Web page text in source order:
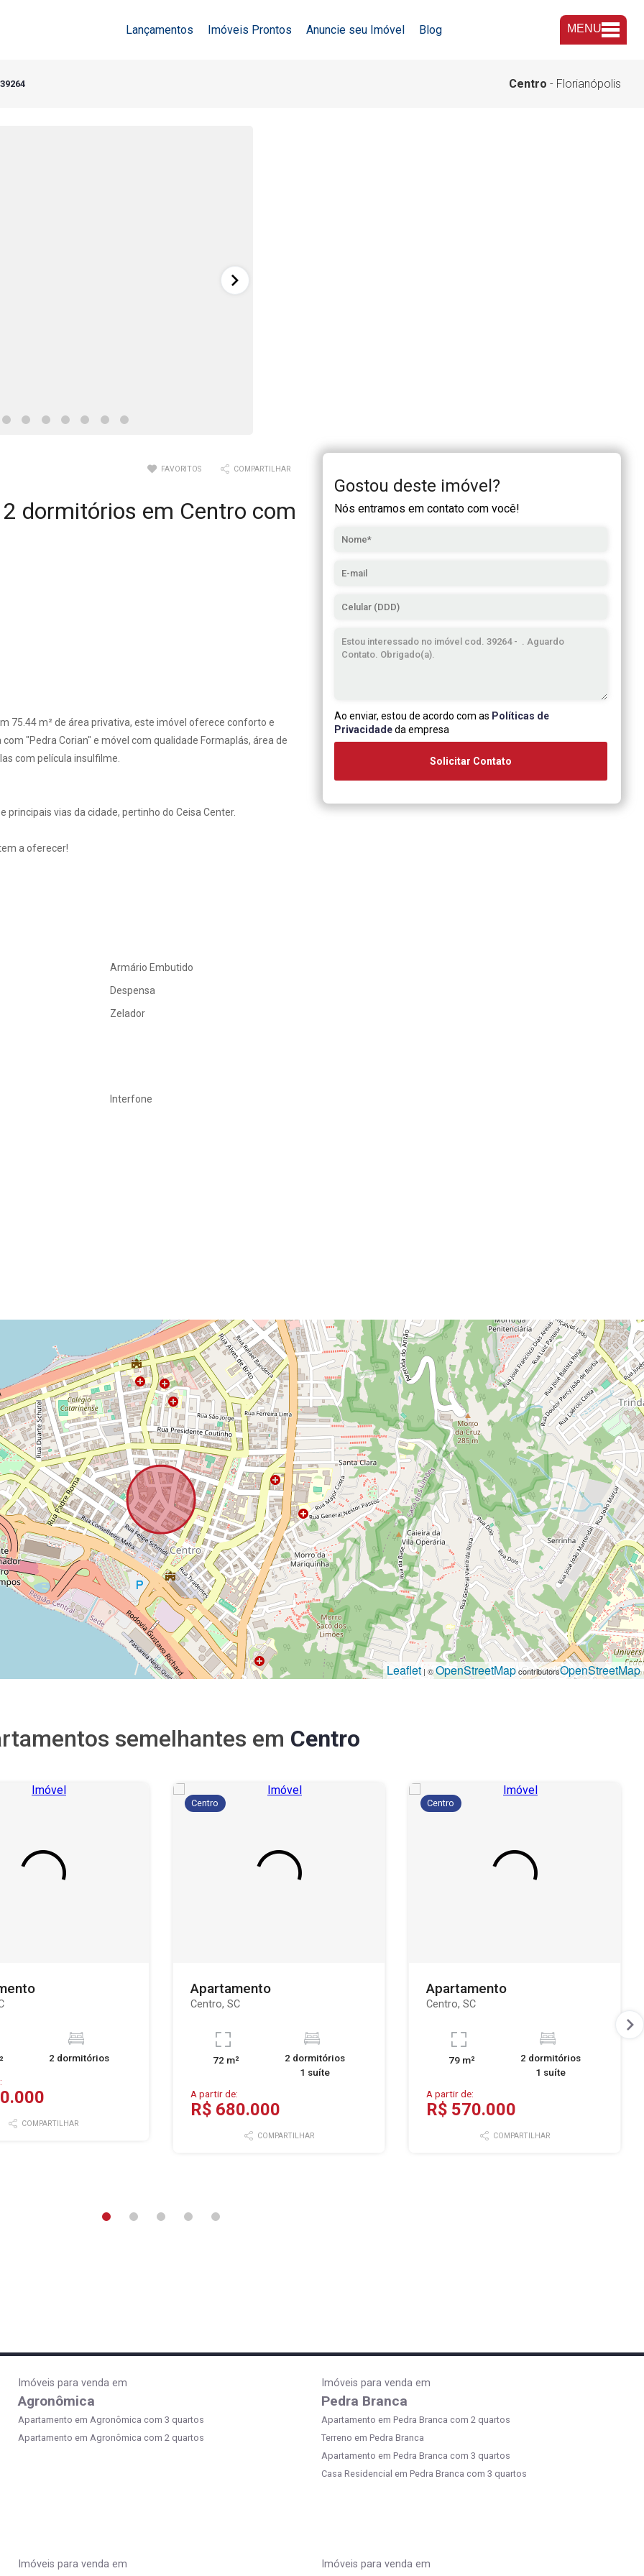
Lançamentos Imóveis Prontos Anuncie seu Imóvel Blog MENU
Centro - Florianópolis
FAVORITOS COMPARTILHAR
dormitórios em Centro com
75.44 m² de área privativa, este imóvel oferece conforto e
"Pedra Corian" e móvel com qualidade Formaplás, área de
com película insulfilme.
vias da cidade, pertinho do Ceisa Center.
a oferecer!
Armário Embutido
Despensa
Zelador
Interfone
Gostou deste imóvel?
Nós entramos em contato com você!
Ao enviar, estou de acordo com as Políticas de
Privacidadeda empresa
Solicitar Contato
Leaflet | ©OpenStreetMapcontributorsOpenStreetMap
semelhantes em Centro
2 dormitórios
COMPARTILHAR
Centro
Apartamento
Centro, SC
72 m²
2 dormitórios
1 suíte
A partir de:
R$ 680.000
COMPARTILHAR
Centro
Apartamento
Centro, SC
79 m²
2 dormitórios
1 suíte
A partir de:
R$ 570.000
COMPARTILHAR
Imóveis para venda em
Agronômica
Apartamento em Agronômica com 3 quartos
Apartamento em Agronômica com 2 quartos
Imóveis para venda em
Pedra Branca
Apartamento em Pedra Branca com 2 quartos
Terreno em Pedra Branca
Apartamento em Pedra Branca com 3 quartos
Casa Residencial em Pedra Branca com 3 quartos
Imóveis para venda em Imóveis para venda em